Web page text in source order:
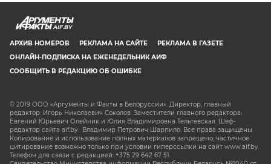
AIF.BY
АРХИВ НОМЕРОВ РЕКЛАМА НА САЙТЕ
РЕКЛАМА В ГАЗЕТЕ
ОНЛАЙН-ПОДПИСКА НА ЕЖЕНЕДЕЛЬНИК АИФ
СООБЩИТЬ В РЕДАКЦИЮ ОБ ОШИБКЕ
© 2019 ООО «Аргументы и Факты в Белоруссии». Директор, главный
редактор: Игорь Николаевич Соколов. Заместители главного редактора:
Евгений Юрьевич Олейник и Юлия Владимировна Тельтевская. Шеф-
редактор сайта aif.by: Владимир Петрович Шарпило. Все права защищены.
Копирование и использование полных материалов запрещено, частичное
цитирование возможно только при условии гиперссылки на сайт www.aif.by.
Телефон для связи с редакцией: +375 29 642 67 51.